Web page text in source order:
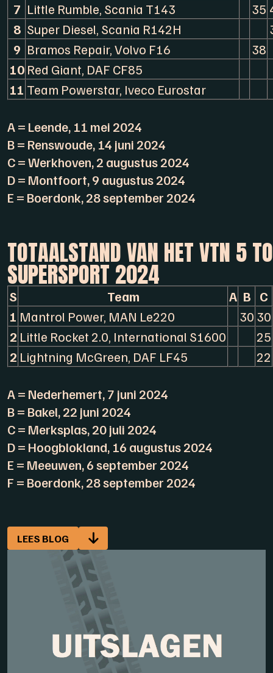
7 Little Rumble, Scania T143 35
8 Super Diesel, Scania R142H
9 Bramos Repair, Volvo F16
38
10 Red Giant, DAF CF85
11 Team Powerstar, Iveco Eurostar
A = Leende, 11 mei 2024
B = Renswoude, 14 juni 2024
C = Werkhoven, 2 augustus 2024
D = Montfoort, 9 augustus 2024
E = Boerdonk, 28 september 2024
TOTAALSTAND VAN HET VTN 5
SUPERSPORT 2024
S Team A B C
1 Mantrol Power, MAN Le220 30 30
2 Little Rocket 2.0, International S1600
25
2 Lightning McGreen, DAF LF45 22
A = Nederhemert, 7 juni 2024
B = Bakel, 22 juni 2024
C = Merksplas, 20 juli 2024
D = Hoogblokland, 16 augustus 2024
E = Meeuwen, 6 september 2024
F = Boerdonk, 28 september 2024
LEES BLOG